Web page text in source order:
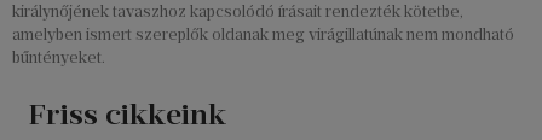
királynőjének tavaszhoz kapcsolódó írásait rendezték kötetbe,
amelyben ismert szereplők oldanak meg virágillatúnak nem mondható
bűntényeket.
Friss cikkeink